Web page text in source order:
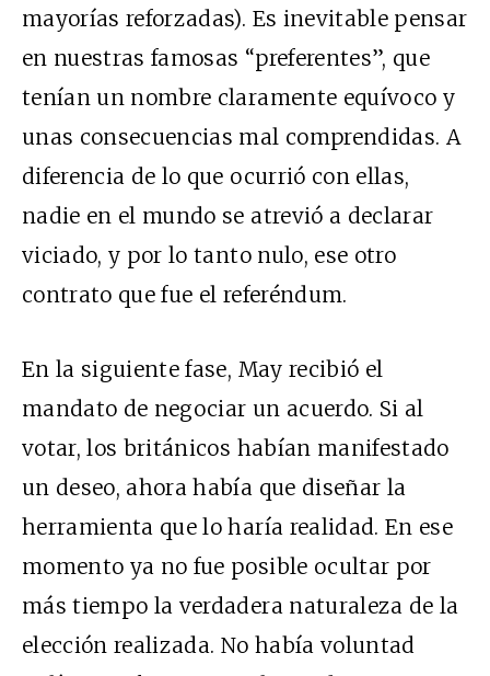
mayorías reforzadas). Es inevitable pensar
en nuestras famosas “preferentes”, que
tenían un nombre claramente equívoco y
unas consecuencias mal comprendidas. A
diferencia de lo que ocurrió con ellas,
nadie en el mundo se atrevió a declarar
viciado, y por lo tanto nulo, ese otro
contrato que fue el referéndum.
En la siguiente fase, May recibió el
mandato de negociar un acuerdo. Si al
votar, los británicos habían manifestado
un deseo, ahora había que diseñar la
herramienta que lo haría realidad. En ese
momento ya no fue posible ocultar por
más tiempo la verdadera naturaleza de la
elección realizada. No había voluntad